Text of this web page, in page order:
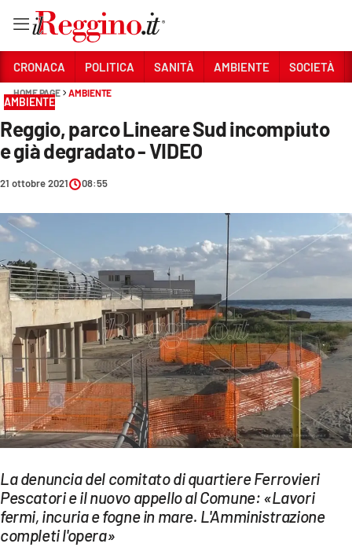
Sezioni
CRONACA
POLITICA
AMBIENTE
SOCIETÀ
CULTURA
ECONOMIA E LAVORO
EVENTI
SPORT
Streaming
LAC TV
LAC NETWORK
LAC ONAIR
CRONACA POLITICA SANITÀ AMBIENTE SOCIETÀ
HOME PAGE AMBIENTE
AMBIENTE
Reggio, parco Lineare Sud incompiuto
e già degradato - VIDEO
21 ottobre 2021 08:55
La denuncia del comitato di quartiere Ferrovieri
Pescatori e il nuovo appello al Comune: «Lavori
fermi, incuria e fogne in mare. L'Amministrazione
completi l'opera»